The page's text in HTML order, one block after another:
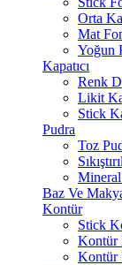
Orta
Mat
Yoğun
Kapatıcı
Renk
Likit
Stick
Pudra
Toz
Baz Ve
Kontür
Stick
Kontür
Kontür